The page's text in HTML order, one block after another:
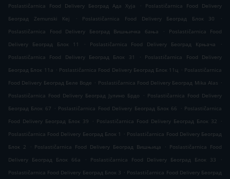
Poslastičarnica Food Delivery Београд Ада Хуја
.
Poslastičarnica Food Delivery
Београд Zemunski Kej
. Poslastičarnica Food Delivery Београд Блок 30
.
Poslastičarnica Food Delivery Београд Вишњичка бања
.
Poslastičarnica Food
Delivery Београд Блок 11
. Poslastičarnica Food Delivery Београд Крњача
.
Poslastičarnica Food Delivery Београд Блок 31
.
Poslastičarnica Food Delivery
Београд Блок 11а . Poslastičarnica Food Delivery Београд Блок 11ц . Poslastičarnica
Food Delivery Београд Беле Воде . Poslastičarnica Food Delivery Београд Mika Alas .
Poslastičarnica Food Delivery Београд Јулино Брдо
. Poslastičarnica Food Delivery
Београд Блок 67 . Poslastičarnica Food Delivery Београд Блок 66 . Poslastičarnica
Food Delivery Београд Блок 39
. Poslastičarnica Food Delivery Београд Блок 32
.
Poslastičarnica Food Delivery Београд Блок 1
. Poslastičarnica Food Delivery Београд
Блок 2
. Poslastičarnica Food Delivery Београд Вишњица . Poslastičarnica Food
Delivery Београд Блок 66а
. Poslastičarnica Food Delivery Београд Блок 33
.
Poslastičarnica Food Delivery Београд Блок 3 . Poslastičarnica Food Delivery Београд